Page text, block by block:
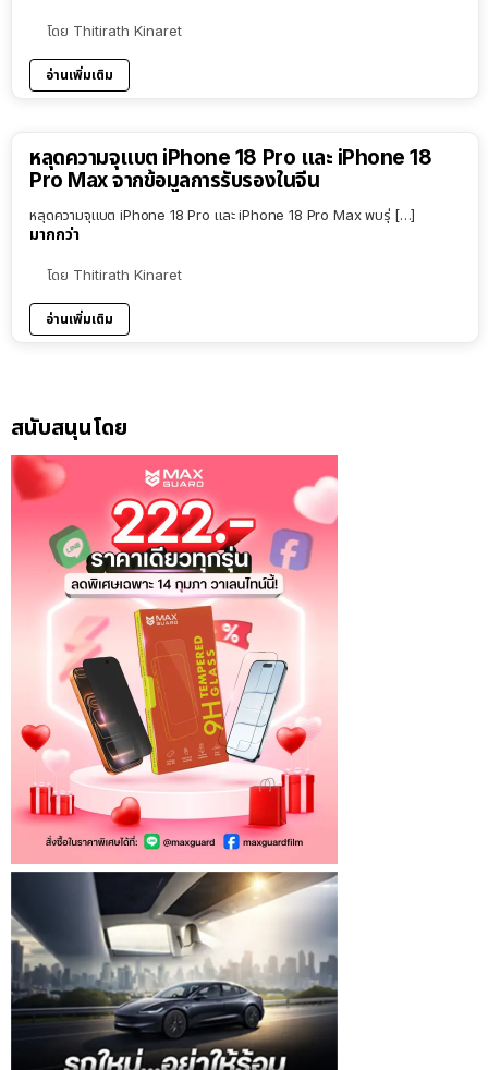
โดย Thitirath Kinaret
อ่านเพิ่มเติม
หลุดความจุแบต iPhone 18 Pro และ iPhone 18
Pro Max จากข้อมูลการรับรองในจีน
หลุดความจุแบต iPhone 18 Pro และ iPhone 18 Pro Max พบรุ่ […]
มากกว่า
โดย Thitirath Kinaret
อ่านเพิ่มเติม
สนับสนุนโดย